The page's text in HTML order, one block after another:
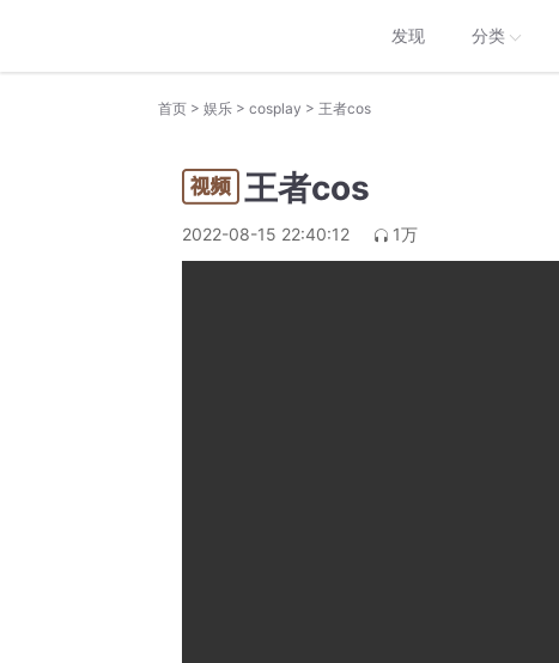
发现 分类
首页 > 娱乐 > cosplay > 王者cos
王者cos
2022-08-15 22:40:12 1万